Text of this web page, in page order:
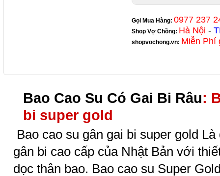
Gọi Mua Hàng: 0977 237
Shop Vợ Chồng: Hà Nội -
shopvochong.vn: Miễn Phí
Bao Cao Su Có Gai Bi Râu:
bi super gold
Bao cao su gân gai bi super gold
gân bi cao cấp của Nhật Bản với
dọc thân bao. Bao cao su Super